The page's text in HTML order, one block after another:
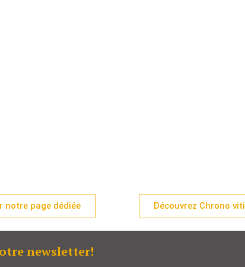
notre page dédiée Découvrez Chrono viti
newsletter!